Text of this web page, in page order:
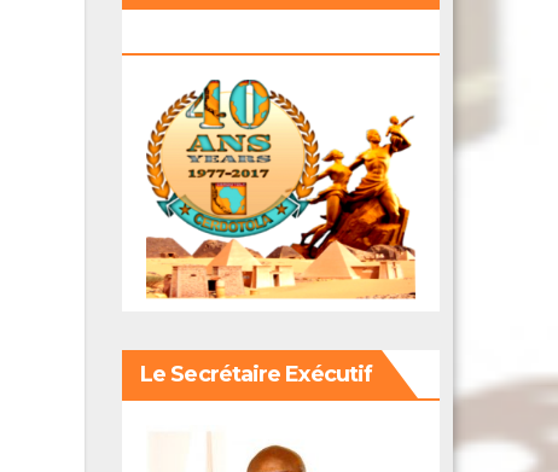
Le Secrétaire Exécutif